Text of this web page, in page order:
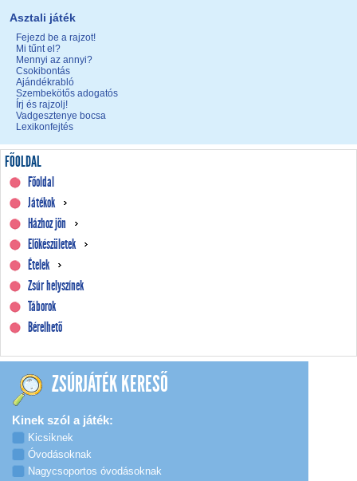
Asztali játék
Fejezd be a rajzot!
Mi tűnt el?
Mennyi az annyi?
Csokibontás
Ajándékrabló
Szembekötős adogatós
Írj és rajzolj!
Vadgesztenye bocsa
Lexikonfejtés
FŐOLDAL
Főoldal
Játékok
Házhoz jön
Előkészületek
Ételek
Zsúr helyszínek
Táborok
Bérelhető
ZSÚRJÁTÉK KERESŐ
Kinek szól a játék:
Kicsiknek
Óvodásoknak
Nagycsoportos óvodásoknak